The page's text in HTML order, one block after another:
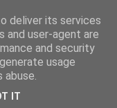
deliver its services
and user-agent are
and security
usage
IT